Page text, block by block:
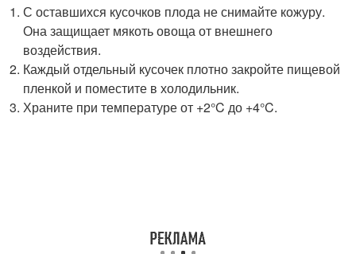
С оставшихся кусочков плода не снимайте кожуру.
Она защищает мякоть овоща от внешнего
воздействия.
Каждый отдельный кусочек плотно закройте пищевой
пленкой и поместите в холодильник.
Храните при температуре от +2°C до +4°C.